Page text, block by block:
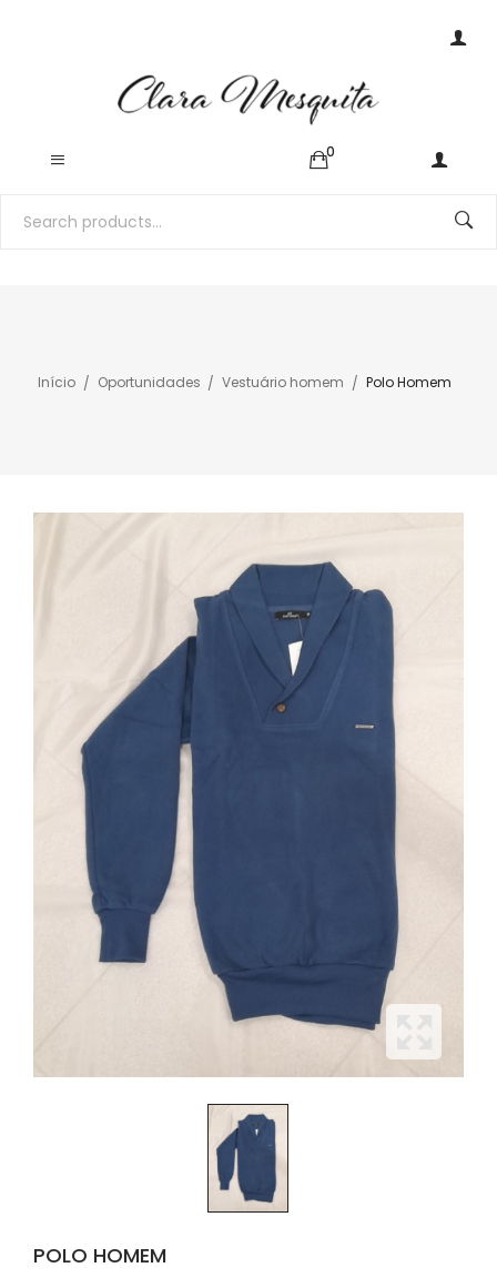
0
Início Oportunidades Vestuário homem Polo Homem
POLO HOMEM